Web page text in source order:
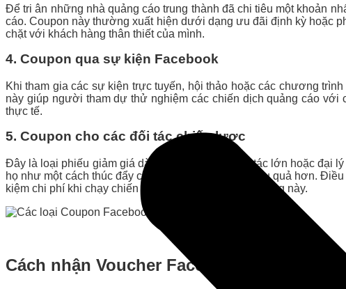
Để tri ân những nhà quảng cáo trung thành đã chi tiêu một khoản
cáo. Coupon này thường xuất hiện dưới dạng ưu đãi định kỳ hoặc
chặt với khách hàng thân thiết của mình.
4. Coupon qua sự kiện Facebook
Khi tham gia các sự kiện trực tuyến, hội thảo hoặc các chương
này giúp người tham dự thử nghiệm các chiến dịch quảng cáo
thực tế.
5. Coupon cho các đối tác chiến lược
Đây là loại phiếu giảm giá dành riêng cho các đối tác lớn hoặc đại
họ như một cách thúc đẩy chiến lược quảng cáo hiệu quả hơn.
kiệm chi phí khi chạy chiến dịch quảng cáo trên nền tảng này.
Cách nhận Voucher Facebook Ads